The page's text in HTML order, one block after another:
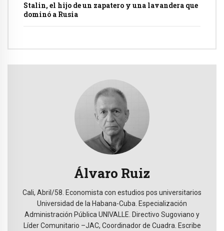
Stalin, el hijo de un zapatero y una lavandera que
dominó a Rusia
Álvaro Ruiz
Cali, Abril/58. Economista con estudios pos universitarios
Universidad de la Habana-Cuba. Especialización
Administración Pública UNIVALLE. Directivo Sugoviano y
Líder Comunitario –JAC, Coordinador de Cuadra. Escribe